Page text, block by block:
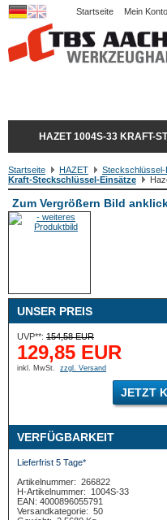
Startseite Mein Konto
HAZET 1004S-33 KRAFT-
Startseite HAZET Steckschlüssel-
Kraft-Steckschlüssel-Einsätze
Zum Vergrößern Bild
UNSER PREIS
UVP**: 154,58 EUR
129,85 EUR
inkl. MwSt. zzgl. Versand
JETZT
VERFÜGBARKEIT
Lieferfrist 5 Tage*
Artikelnummer: 266822
H-Artikelnummer:
1004S-33
EAN: 4000896055791
Versandkategorie: 50